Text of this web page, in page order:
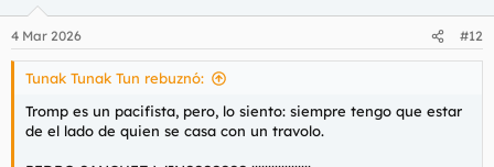
e
s
4 Mar 2026 #12
Tunak Tunak Tun rebuznó:
Tromp es un pacifista, pero, lo siento: siempre tengo que estar
de el lado de quien se casa con un travolo.